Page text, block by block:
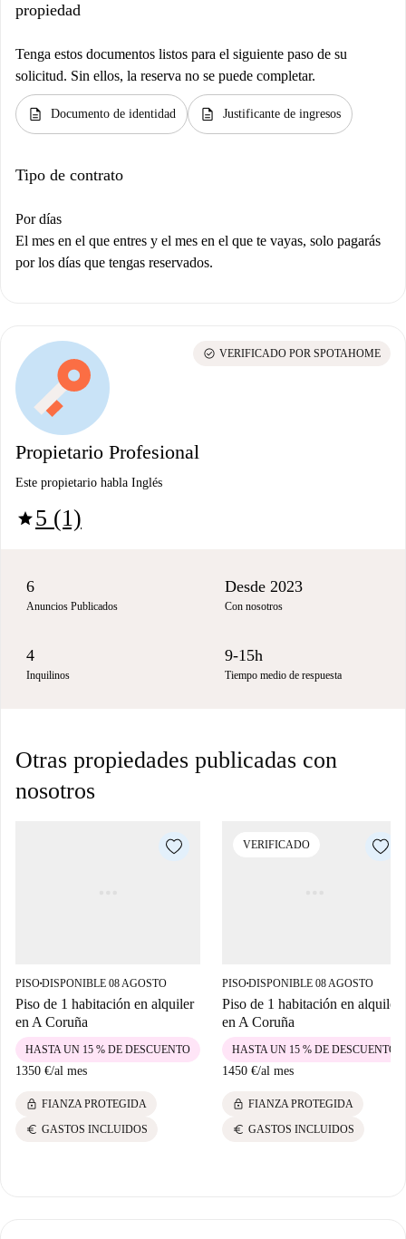
propiedad
Tenga estos documentos listos para el siguiente paso de su
solicitud. Sin ellos, la reserva no se puede completar.
description Documento de identidad description Justificante de ingresos
Tipo de contrato
Por días
El mes en el que entres y el mes en el que te vayas, solo pagarás
por los días que tengas reservados.
Propietario Profesional
Este propietario habla Inglés
star5 (1)
check_circle VERIFICADO POR SPOTAHOME
6
Anuncios Publicados
Desde 2023
Con nosotros
4
Inquilinos
9-15h
Tiempo medio de respuesta
Otras propiedades publicadas con
nosotros
PISO■DISPONIBLE 08 AGOSTO
Piso de 1 habitación en alquiler
en A Coruña
1350 €/al mes
HASTA UN 15 % DE DESCUENTO
lock FIANZA PROTEGIDA
euro GASTOS INCLUIDOS
VERIFICADO
PISO■DISPONIBLE 08 AGOSTO
Piso de 1 habitación en alquiler
en A Coruña
1450 €/al mes
HASTA UN 15 % DE DESCUENTO
lock FIANZA PROTEGIDA
euro GASTOS INCLUIDOS